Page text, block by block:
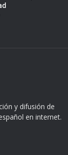
y difusión de
en internet.